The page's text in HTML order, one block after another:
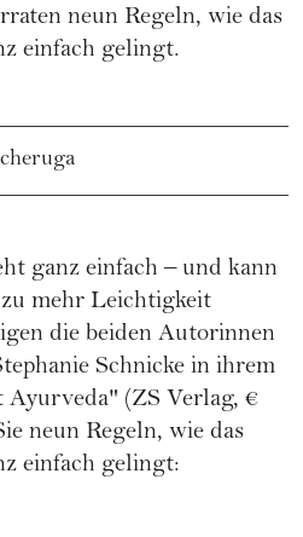
neun Regeln, wie das
einfach gelingt.
ganz einfach – und kann
mehr Leichtigkeit
die beiden Autorinnen
Schnicke in ihrem
(ZS Verlag, €
neun Regeln, wie das
einfach gelingt: